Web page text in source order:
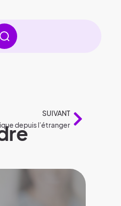
SUIVANT
depuis l’étranger